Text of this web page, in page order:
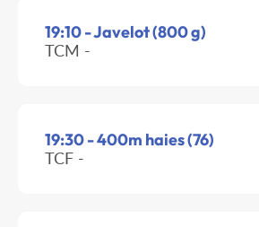
19:10 - Javelot (800 g)
TCM -
19:30 - 400m haies (76)
TCF -